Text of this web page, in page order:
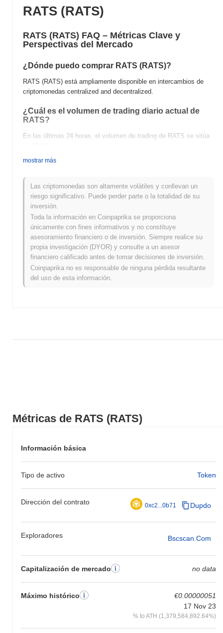
Métricas de RATS (RATS)
Información básica
Tipo de activo Token
Dirección del contrato 0xc2...0b71 Dupdo
Exploradores Bscscan.com
Capitalización de mercado no data
Máximo histórico
€0.00000051
17 Nov 23
% to ATH (1,379,584,892.64%)
RATS (RATS)
RATS (RATS) FAQ – Métricas Clave y
Perspectivas del Mercado
¿Dónde puedo comprar RATS (RATS)?
RATS (RATS) está ampliamente disponible en intercambios de
criptomonedas centralized and decentralized.
¿Cuál es el volumen de trading diario actual de
RATS?
En las últimas 24 horas, el volumen de trading de RATS se sitúa
¿Cuál es el historial del rango de precios de
Máximo Histórico (ATH): €0.00000051
Mínimo Histórico (ATL): €0.00
RATS se negocia actualmente~100.00% por debajo de su ATH .
¿Cómo se está desempeñando RATS en
comparación con el mercado cripto en general?
En los últimos 7 días, RATS ha ganó 0.00%
, quedando por
debajo del mercado cripto general que registró una ganancia del
0.36%
mostrar más
Las criptomonedas son altamente volátiles y conllevan un
riesgo significativo. Puede perder parte o la totalidad de su
inversión.
Toda la información en Coinpaprika se proporciona
únicamente con fines informativos y no constituye
asesoramiento financiero o de inversión. Siempre realice su
propia investigación (DYOR) y consulte a un asesor
financiero calificado antes de tomar decisiones de inversión.
Coinpaprika no es responsable de ninguna pérdida resultante
del uso de esta información.